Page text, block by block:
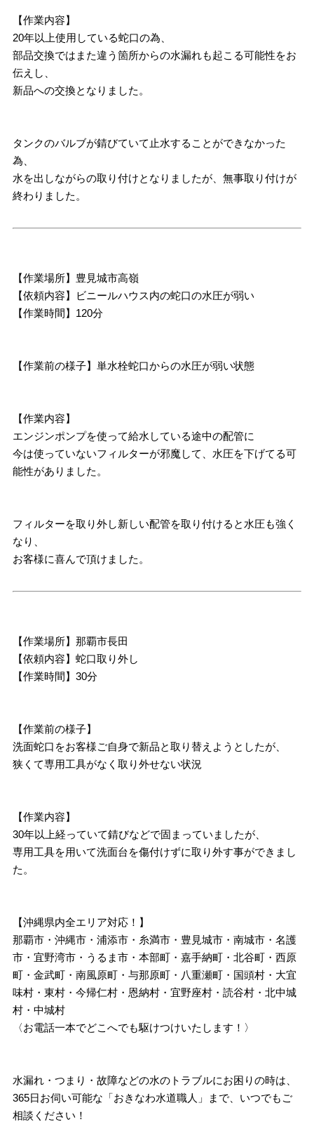
【作業内容】
20年以上使用している蛇口の為、
部品交換ではまた違う箇所からの水漏れも起こる可能性をお
伝えし、
新品への交換となりました。
タンクのバルブが錆びていて止水することができなかった
為、
水を出しながらの取り付けとなりましたが、無事取り付けが
終わりました。
【作業場所】豊見城市高嶺
【依頼内容】ビニールハウス内の蛇口の水圧が弱い
【作業時間】120分
【作業前の様子】単水栓蛇口からの水圧が弱い状態
【作業内容】
エンジンポンプを使って給水している途中の配管に
今は使っていないフィルターが邪魔して、水圧を下げてる可
能性がありました。
フィルターを取り外し新しい配管を取り付けると水圧も強く
なり、
お客様に喜んで頂けました。
【作業場所】那覇市長田
【依頼内容】蛇口取り外し
【作業時間】30分
【作業前の様子】
洗面蛇口をお客様ご自身で新品と取り替えようとしたが、
狭くて専用工具がなく取り外せない状況
【作業内容】
30年以上経っていて錆びなどで固まっていましたが、
専用工具を用いて洗面台を傷付けずに取り外す事ができまし
た。
【沖縄県内全エリア対応！】
那覇市・沖縄市・浦添市・糸満市・豊見城市・南城市・名護
市・宜野湾市・うるま市・本部町・嘉手納町・北谷町・西原
町・金武町・南風原町・与那原町・八重瀬町・国頭村・大宜
味村・東村・今帰仁村・恩納村・宜野座村・読谷村・北中城
村・中城村
〈お電話一本でどこへでも駆けつけいたします！〉
水漏れ・つまり・故障などの水のトラブルにお困りの時は、
365日お伺い可能な「おきなわ水道職人」まで、いつでもご
相談ください！